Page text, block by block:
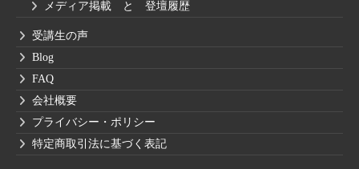
メディア掲載 と 登壇履歴
受講生の声
Blog
FAQ
会社概要
プライバシー・ポリシー
特定商取引法に基づく表記